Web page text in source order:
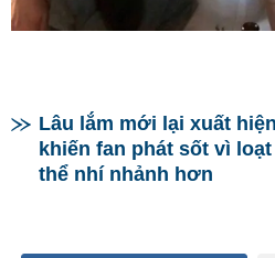
Lâu lắm mới lại xuất
khiến fan phát sốt vì
thể nhí nhảnh hơn